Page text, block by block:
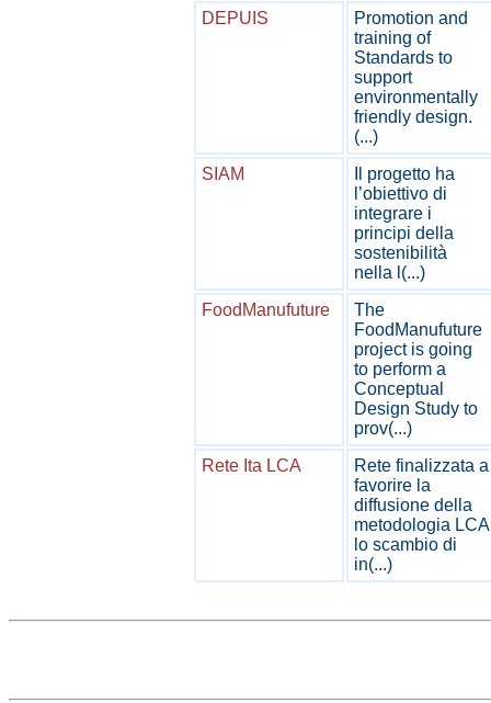
DEPUIS
Promotion and
training of
Standards to
support
environmentally
friendly design.
(...)
SIAM
Il progetto ha
l’obiettivo di
integrare i
principi della
sostenibilità
nella l(...)
FoodManufuture
The
FoodManufuture
project is going
to perform a
Conceptual
Design Study to
prov(...)
Rete Ita LCA
Rete finalizzata a
favorire la
diffusione della
metodologia LCA
lo scambio di
in(...)